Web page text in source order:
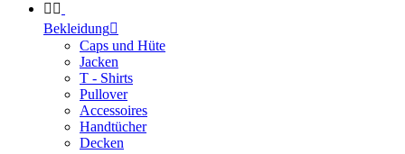
 
Bekleidung
Caps und Hüte
Jacken
T - Shirts
Pullover
Accessoires
Handtücher
Decken